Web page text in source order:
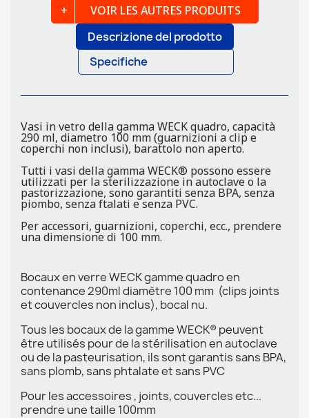
Descrizione del prodotto
Specifiche
VOIR LES AUTRES PRODUITS
Vasi in vetro della gamma WECK quadro, capacità
290 ml, diametro 100 mm (guarnizioni a clip e
coperchi non inclusi), barattolo non aperto.
Tutti i vasi della gamma WECK® possono essere
utilizzati per la sterilizzazione in autoclave o la
pastorizzazione, sono garantiti senza BPA, senza
piombo, senza ftalati e senza PVC.
Per accessori, guarnizioni, coperchi, ecc., prendere
una dimensione di 100 mm.
Bocaux en verre WECK gamme quadro en
contenance 290ml diamètre 100 mm (clips joints
et couvercles non inclus), bocal nu.
Tous les bocaux de la gamme WECK® peuvent
être utilisés pour de la stérilisation en autoclave
ou de la pasteurisation, ils sont garantis sans BPA,
sans plomb, sans phtalate et sans PVC
Pour les accessoires , joints, couvercles etc...
prendre une taille 100mm